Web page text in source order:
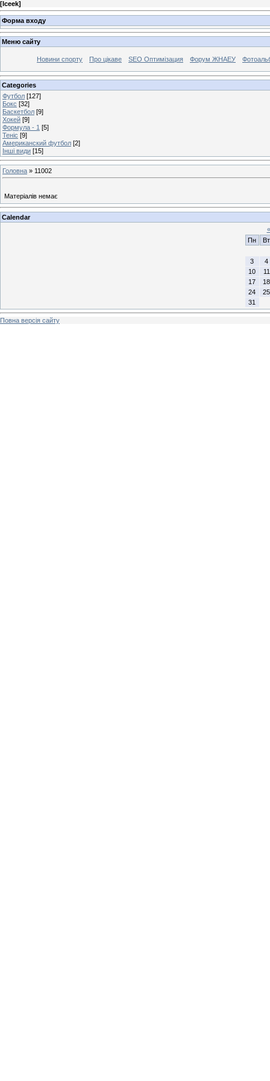
[Iceek]
Форма входу
Меню сайту
Новини спорту Про цікаве SEO Оптимізация Форум ЖНАЕУ
Categories
Футбол [127]
Бокс [32]
Баскетбол [9]
Хокей [9]
Формула - 1 [5]
Теніс [9]
Американский футбол [2]
Інші види [15]
Головна » 11002
Матеріалів немає
Calendar
«
Пн
Вт
3
4
10
11
17
18
24
25
31
Повна версія сайту